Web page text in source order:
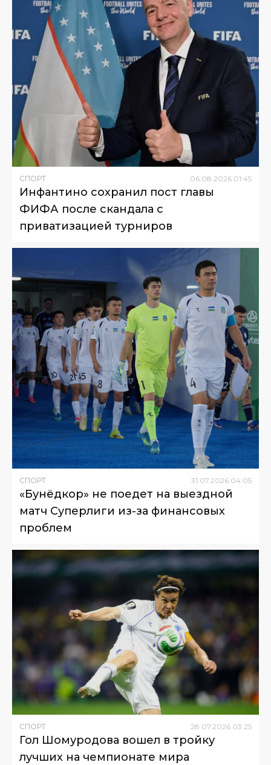
СПОРТ 06 08 2026 01:45
Инфантино сохранил пост главы
ФИФА после скандала с
приватизацией турниров
СПОРТ 31 07 2026 04:05
«Бунёдкор» не поедет на выездной
матч Суперлиги из-за финансовых
проблем
СПОРТ 28.07.2026 03:25
Гол Шомуродова вошел в тройку
лучших на чемпионате мира